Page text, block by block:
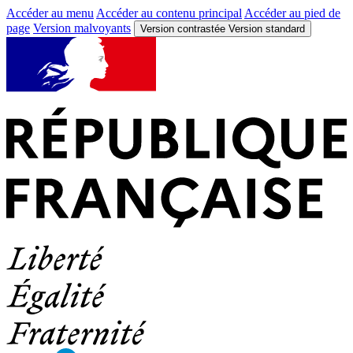
Accéder au menu Accéder au contenu principal Accéder au pied de
page Version malvoyants Version contrastée Version standard